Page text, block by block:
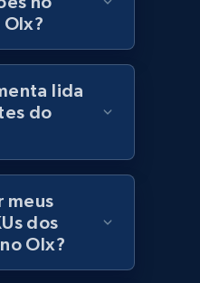
products by
Initial price, Final
more.
products by
lida
do
meus
dos
Olx?